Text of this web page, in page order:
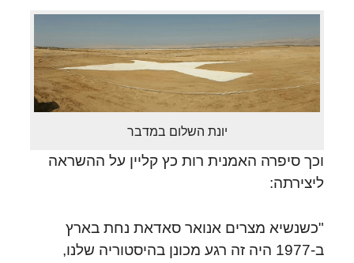
יונת השלום במדבר
וכך סיפרה האמנית רות כץ קליין על ההשראה
ליצירתה:
"כשנשיא מצרים אנואר סאדאת נחת בארץ
ב-1977 היה זה רגע מכונן בהיסטוריה שלנו,